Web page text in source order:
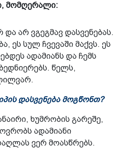
მომღერალი:
არ ვგეგმავ დასვენებას.
ეს სულ ჩვევაში მაქვს. ეს
ადამიანს და ჩემს
წელს,
დასვენება მოგწონთ?
ხუმრობის გარეშე,
ადამიანი
ვერ მოასწრებს.